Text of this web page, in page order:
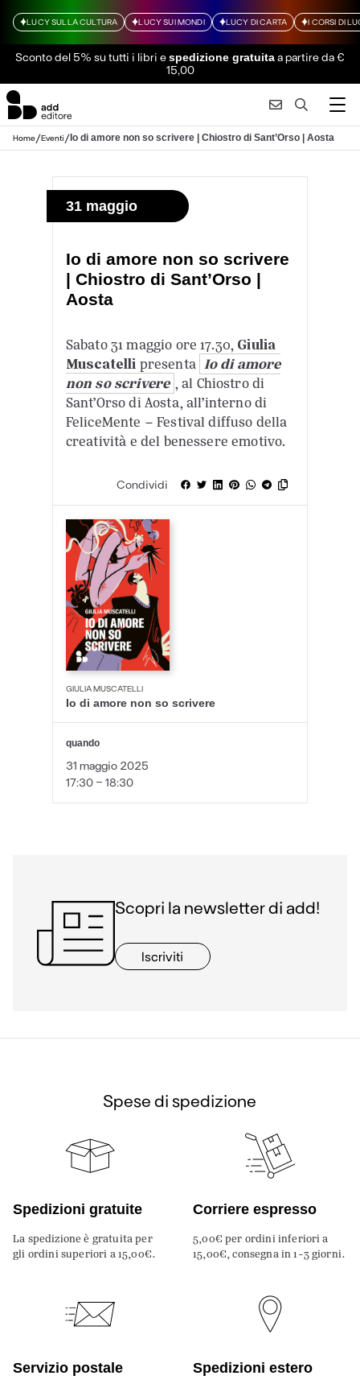
LUCY SULLA CULTURA LUCY SUI MONDI LUCY DI CARTA I CORSI DI
Sconto del 5% su tutti i libri espedizione gratuitaa partire da €
15,00
Home/Eventi/ Io di amore non so scrivere | Chiostro di Sant’Orso | Aosta
31 maggio
Io di amore non so scrivere
| Chiostro di Sant’Orso |
Aosta
Sabato 31 maggio ore 17.30, Giulia
Muscatelli presenta Io di amore
non so scrivere , al Chiostro di
Sant’Orso di Aosta, all’interno di
FeliceMente – Festival diffuso della
creatività e del benessere emotivo.
Condividi
GIULIA MUSCATELLI
Io di amore non so scrivere
quando
31 maggio 2025
17:30 - 18:30
Scopri la newsletter di add!
Iscriviti
Spese di spedizione
Spedizioni gratuite
La spedizione è gratuita per
gli ordini superiori a 15,00€.
Corriere espresso
5,00€ per ordini inferiori a
15,00€, consegna in 1-3 giorni.
Servizio postale Spedizioni estero